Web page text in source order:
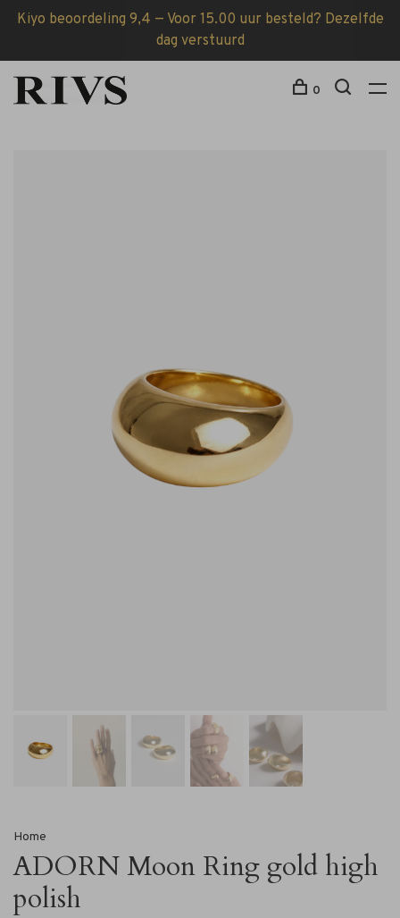
Kiyo beoordeling 9,4 — Voor 15.00 uur besteld? Dezelfde
dag verstuurd
0
Home
ADORN Moon Ring gold high
polish